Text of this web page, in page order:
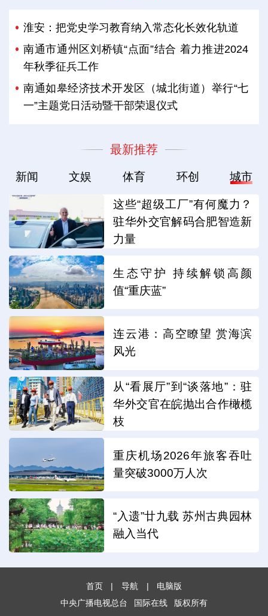
淮安：把党史学习教育纳入常态化长效化轨道
南通市通州区刘桥镇“点面”结合 着力推进2024
年秋季征兵工作
南通如皋经济技术开发区（城北街道）举行“七
一”主题党日活动暨干部荣退仪式
最新推荐
新闻 文娱 体育 环创 城市
这些“超级工厂”有何魔力？
驻华外交官解码合肥智造新
力量
生态守护 持续解锁高颜
值“重庆蓝”
连云港：高空瞭望 赏海滨
风光
从“看展厅”到“谈落地”：驻
华外交官在皖抛出合作橄榄
枝
重庆机场2026年旅客吞吐
量突破3000万人次
“入遗”廿九载 苏州古典园林
融入当代
首页 | 导航 |
电脑版
中央广播电视总台
国际在线 版权所有